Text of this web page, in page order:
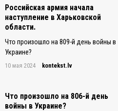
Российская армия начала
наступление в Харьковской
области.
Что произошло на 809-й день войны в
Украине?
10 мая 2024 kontekst.lv
Что произошло на 806-й день
войны в Украине?